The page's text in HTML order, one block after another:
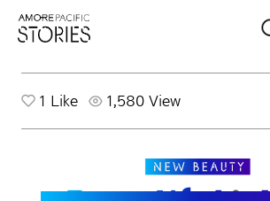
1 Like 1,580 View